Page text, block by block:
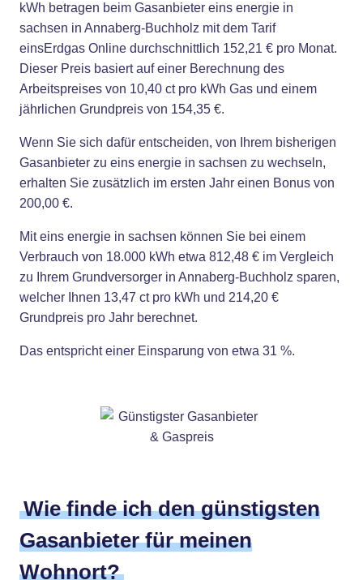
kWh betragen beim Gasanbieter eins energie in
sachsen in Annaberg-Buchholz mit dem Tarif
einsErdgas Online durchschnittlich 152,21 € pro Monat.
Dieser Preis basiert auf einer Berechnung des
Arbeitspreises von 10,40 ct pro kWh Gas und einem
jährlichen Grundpreis von 154,35 €.
Wenn Sie sich dafür entscheiden, von Ihrem bisherigen
Gasanbieter zu eins energie in sachsen zu wechseln,
erhalten Sie zusätzlich im ersten Jahr einen Bonus von
200,00 €.
Mit eins energie in sachsen können Sie bei einem
Verbrauch von 18.000 kWh etwa 812,48 € im Vergleich
zu Ihrem Grundversorger in Annaberg-Buchholz sparen,
welcher Ihnen 13,47 ct pro kWh und 214,20 €
Grundpreis pro Jahr berechnet.
Das entspricht einer Einsparung von etwa 31 %.
Wie finde ich den günstigsten
Gasanbieter für meinen
Wohnort?